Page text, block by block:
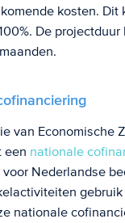
kosten. Dit
De projectduur
van Economische
een nationale
Nederlandse
gebruik
nationale